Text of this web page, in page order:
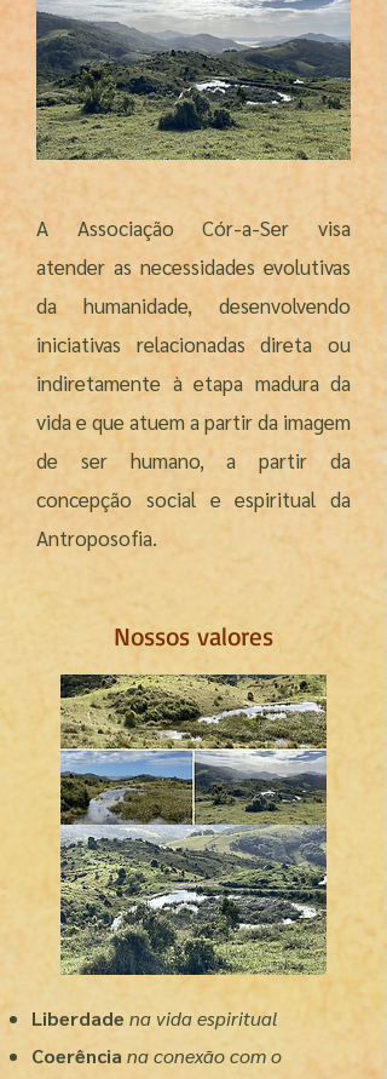
A Associação Cór-a-Ser visa
atender as necessidades evolutivas
da humanidade, desenvolvendo
iniciativas relacionadas direta ou
indiretamente à etapa madura da
vida e que atuem a partir da imagem
de ser humano, a partir da
concepção social e espiritual da
Antroposofia.
Nossos valores
Liberdade na vida espiritual
Coerência na conexão com o